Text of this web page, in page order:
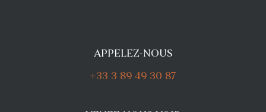
APPELEZ-NOUS
+33 3 89 49 30 87